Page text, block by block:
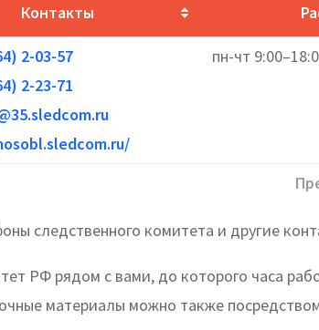
Контакты
2-03-57
2-23-71
пн-чт
следственного комитета и другие
РФ рядом с вами, до которого часа
материалы можно также